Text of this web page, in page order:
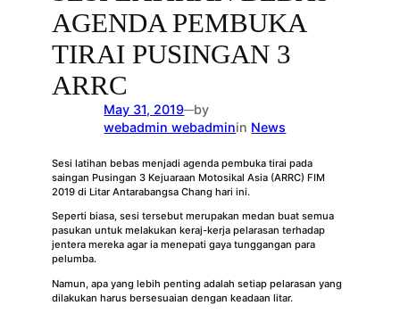
AGENDA PEMBUKA
TIRAI PUSINGAN 3
ARRC
May 31, 2019—by
webadmin webadminin News
Sesi latihan bebas menjadi agenda pembuka tirai pada
saingan Pusingan 3 Kejuaraan Motosikal Asia (ARRC) FIM
2019 di Litar Antarabangsa Chang hari ini.
Seperti biasa, sesi tersebut merupakan medan buat semua
pasukan untuk melakukan keraj-kerja pelarasan terhadap
jentera mereka agar ia menepati gaya tunggangan para
pelumba.
Namun, apa yang lebih penting adalah setiap pelarasan yang
dilakukan harus bersesuaian dengan keadaan litar.